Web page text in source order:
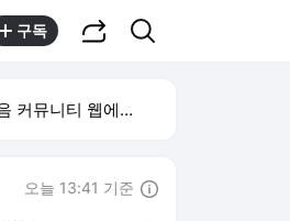
구독
니티 웹에서 보기
오늘 13:41 기준